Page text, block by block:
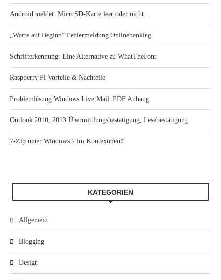
Android meldet: MicroSD-Karte leer oder nicht…
„Warte auf Beginn“ Fehlermeldung Onlinebanking
Schrifterkennung: Eine Alternative zu WhatTheFont
Raspberry Pi Vorteile & Nachteile
Problemlösung Windows Live Mail .PDF Anhang
Outlook 2010, 2013 Übermittlungsbestätigung, Lesebestätigung
7-Zip unter Windows 7 im Kontextmenü
KATEGORIEN
Allgemein
Blogging
Design